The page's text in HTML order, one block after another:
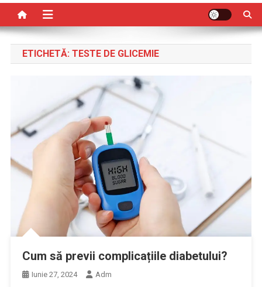
ETICHETĂ: TESTE DE GLICEMIE
Cum să previi complicațiile diabetului?
Iunie 27, 2024 Adm